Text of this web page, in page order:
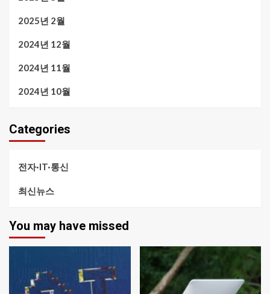
2025년 2월
2024년 12월
2024년 11월
2024년 10월
Categories
전자·IT·통신
최신뉴스
You may have missed